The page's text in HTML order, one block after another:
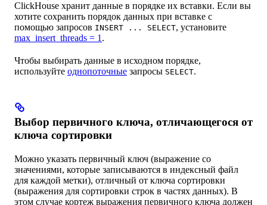
ClickHouse хранит данные в порядке их вставки. Если вы
хотите сохранить порядок данных при вставке с
помощью запросов INSERT ... SELECT, установите
max_insert_threads = 1 .
Чтобы выбирать данные в исходном порядке,
используйте однопоточные запросы SELECT.
Выбор первичного ключа, отличающегося от
ключа сортировки
Можно указать первичный ключ (выражение со
значениями, которые записываются в индексный файл
для каждой метки), отличный от ключа сортировки
(выражения для сортировки строк в частях данных). В
этом случае кортеж выражения первичного ключа должен